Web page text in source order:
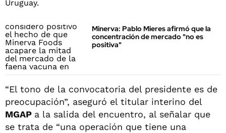
Minerva: Pablo Mieres afirmó que la
concentración de mercado "no es
positiva"
“El tono de la convocatoria del presidente es de
preocupación”, aseguró el titular interino del
MGAP a la salida del encuentro, al señalar que
se trata de “una operación que tiene una